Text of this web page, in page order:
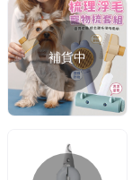
補貨中